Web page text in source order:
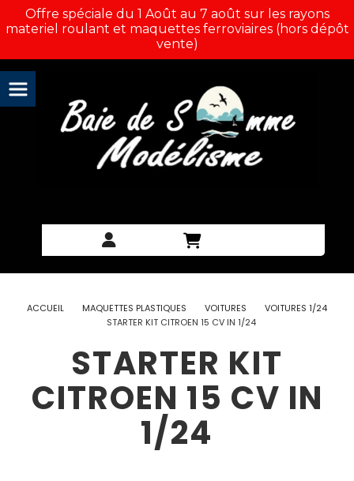
Offre spéciale du 1 Août au 7 août sur les rayons
materiel roulant et maquettes ferroviaires (hors dépôt
vente)
ACCUEIL MAQUETTES PLASTIQUES VOITURES
VOITURES 1/24
STARTER KIT CITROEN 15 CV IN 1/24
STARTER KIT
CITROEN 15 CV IN
1/24
Panneau de gestion des cookies